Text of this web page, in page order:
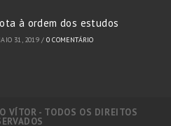
à ordem dos estudos
31, 2019 / 0 COMENTÁRIO
VÍTOR - TODOS OS DIREITOS